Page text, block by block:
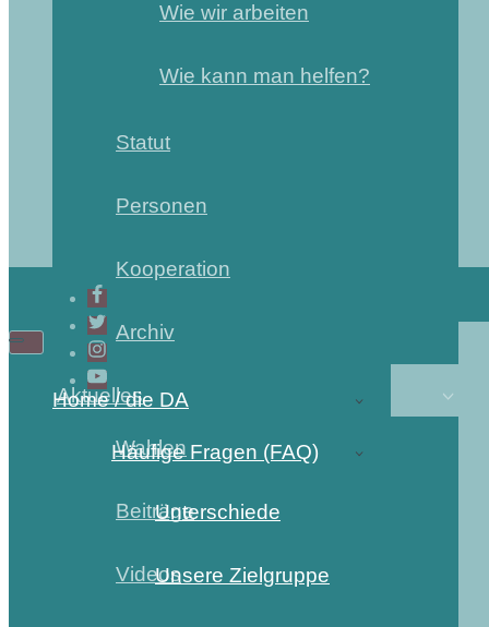
Wie wir arbeiten
Wie kann man helfen?
Statut
Personen
Kooperation
Archiv
Aktuelles
Wahlen
Beiträge
Videos
Home / die DA
Häufige Fragen (FAQ)
Unterschiede
Unsere Zielgruppe